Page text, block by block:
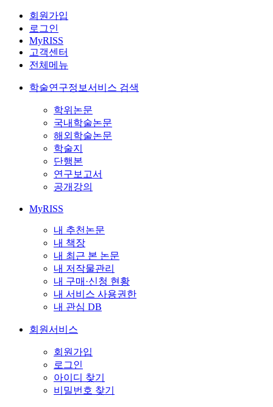
회원가입
로그인
MyRISS
고객센터
전체메뉴
학술연구정보서비스 검색
학위논문
국내학술논문
해외학술논문
학술지
단행본
연구보고서
공개강의
MyRISS
내 추천논문
내 책장
내 최근 본 논문
내 저작물관리
내 구매·신청 현황
내 서비스 사용권한
내 관심 DB
회원서비스
회원가입
로그인
아이디 찾기
비밀번호 찾기